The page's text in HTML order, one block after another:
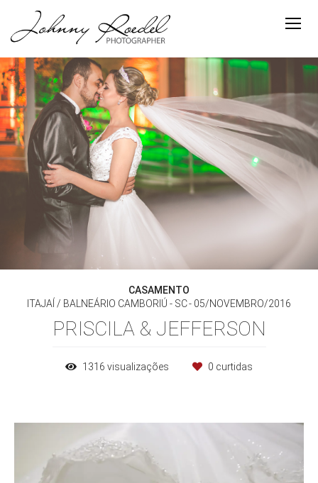
CASAMENTO
ITAJAÍ / BALNEÁRIO CAMBORIÚ - SC
05/NOVEMBRO/2016
PRISCILA & JEFFERSON
1316 visualizações 0 curtidas